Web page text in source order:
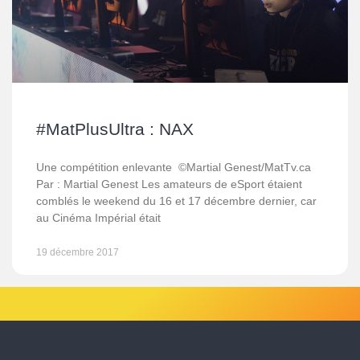
#MatPlusUltra : NAX
Une compétition enlevante ©Martial Genest/MatTv.ca
Par : Martial Genest Les amateurs de eSport étaient
comblés le weekend du 16 et 17 décembre dernier, car
au Cinéma Impérial était
19 décembre 2017